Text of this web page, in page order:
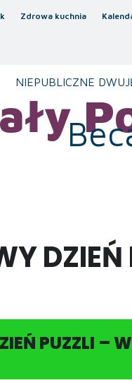
Zdrowa kuchnia
NIEPUBLICZNE
PUZZLI –